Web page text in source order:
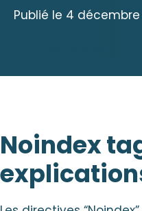
Publié le 4 décembre
Noindex